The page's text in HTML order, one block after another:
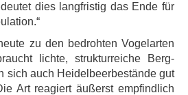
dies langfristig das Ende für
zu den bedrohten Vogelarten
lichte, strukturreiche Berg-
sich auch Heidelbeerbestände gut
Art reagiert äußerst empfindlich